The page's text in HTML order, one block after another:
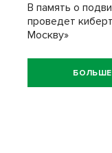
В память о
проведет
Москву»